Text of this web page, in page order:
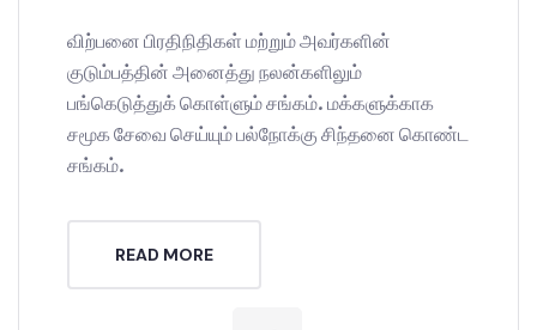
விற்பனை பிரதிநிதிகள் மற்றும் அவர்களின்
குடும்பத்தின் அனைத்து நலன்களிலும்
பங்கெடுத்துக் கொள்ளும் சங்கம். மக்களுக்காக
சமூக சேவை செய்யும் பல்நோக்கு சிந்தனை கொண்ட
சங்கம்.
READ MORE